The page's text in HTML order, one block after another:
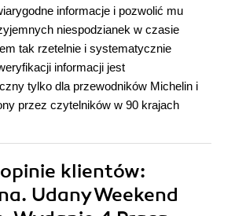
informacje i pozwolić mu
niespodzianek w czasie
tak rzetelnie i systematycznie
informacji jest
tylko dla przewodników Michelin i
przez czytelników w 90 krajach
klientów:
Udany Weekend